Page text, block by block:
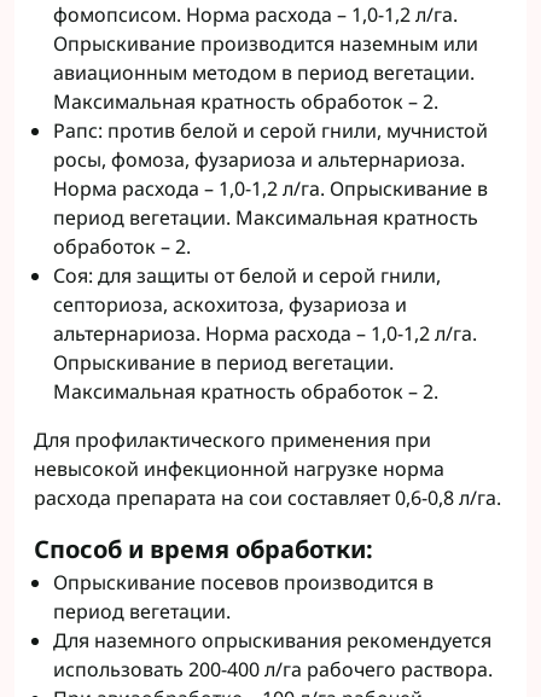
фомопсисом. Норма расхода – 1,0-1,2 л/га.
Опрыскивание производится наземным или
авиационным методом в период вегетации.
Максимальная кратность обработок – 2.
Рапс: против белой и серой гнили, мучнистой
росы, фомоза, фузариоза и альтернариоза.
Норма расхода – 1,0-1,2 л/га. Опрыскивание в
период вегетации. Максимальная кратность
обработок – 2.
Соя: для защиты от белой и серой гнили,
септориоза, аскохитоза, фузариоза и
альтернариоза. Норма расхода – 1,0-1,2 л/га.
Опрыскивание в период вегетации.
Максимальная кратность обработок – 2.
Для профилактического применения при
невысокой инфекционной нагрузке норма
расхода препарата на сои составляет 0,6-0,8 л/га.
Способ и время обработки:
Опрыскивание посевов производится в
период вегетации.
Для наземного опрыскивания рекомендуется
использовать 200-400 л/га рабочего раствора.